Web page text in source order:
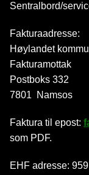
Sentralbord/
Fakturaadresse:
Høylandet
Fakturamottak
Postboks 332
7801 Namsos
Faktura til epost:
som PDF.
EHF adresse: